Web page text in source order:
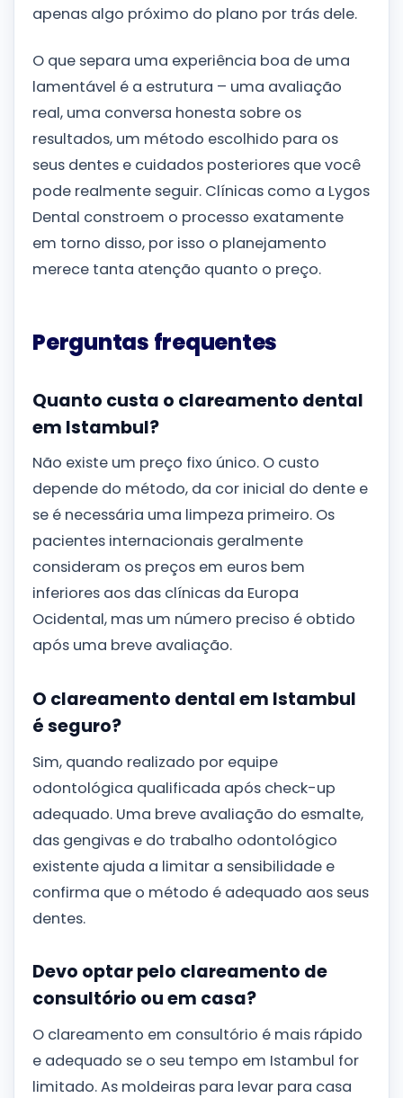
apenas algo próximo do plano por trás dele.
O que separa uma experiência boa de uma
lamentável é a estrutura – uma avaliação
real, uma conversa honesta sobre os
resultados, um método escolhido para os
seus dentes e cuidados posteriores que você
pode realmente seguir. Clínicas como a Lygos
Dental constroem o processo exatamente
em torno disso, por isso o planejamento
merece tanta atenção quanto o preço.
Perguntas frequentes
Quanto custa o clareamento dental
em Istambul?
Não existe um preço fixo único. O custo
depende do método, da cor inicial do dente e
se é necessária uma limpeza primeiro. Os
pacientes internacionais geralmente
consideram os preços em euros bem
inferiores aos das clínicas da Europa
Ocidental, mas um número preciso é obtido
após uma breve avaliação.
O clareamento dental em Istambul
é seguro?
Sim, quando realizado por equipe
odontológica qualificada após check-up
adequado. Uma breve avaliação do esmalte,
das gengivas e do trabalho odontológico
existente ajuda a limitar a sensibilidade e
confirma que o método é adequado aos seus
dentes.
Devo optar pelo clareamento de
consultório ou em casa?
O clareamento em consultório é mais rápido
e adequado se o seu tempo em Istambul for
limitado. As moldeiras para levar para casa